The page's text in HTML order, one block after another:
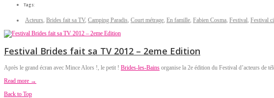
Tags:
Acteurs, Brides fait sa TV, Camping Paradis, Court métrage, En famille, Fabien Cosma, Festival, Festival
Festival Brides fait sa TV 2012 – 2eme Edition
Après le grand écran avec Mince Alors !, le petit ! Brides-les-Bains organise la 2e édition du Festival d’acteurs de
Read more →
Back to Top